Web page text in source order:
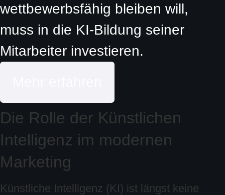
wettbewerbsfähig bleiben will,
muss in die KI-Bildung seiner
Mitarbeiter investieren.
Die Rolle der Künstlichen
Intelligenz im modernen
Marketing
Künstliche Intelligenz (KI) ist längst keine